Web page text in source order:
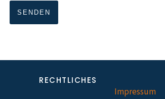
RECHTLICHES
Impressum